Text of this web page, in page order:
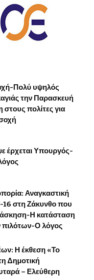
Πολύ υψηλός
την Παρασκευή
πολίτες για
έρχεται Υπουργός-
Αναγκαστική
στη Ζάκυνθο που
άσκηση-Η κατάσταση
πιλότων-Ο λόγος
Η έκθεση «Το
Δημοτική
– Ελεύθερη